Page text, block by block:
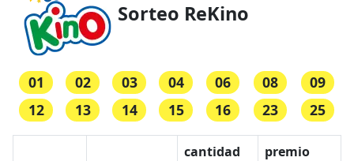
Sorteo ReKino
01 02 03 04 06 08
09
12
13 14 15 16 23 25
cantidad
premio